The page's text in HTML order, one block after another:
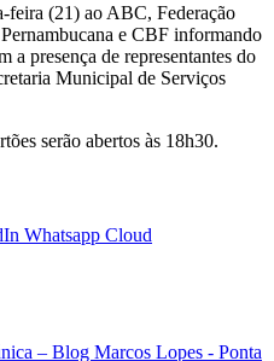
feira (21) ao ABC, Federação
e CBF informando
a presença de representantes do
Municipal de Serviços
serão abertos às 18h30.
Whatsapp Cloud
– Blog Marcos Lopes - Ponta